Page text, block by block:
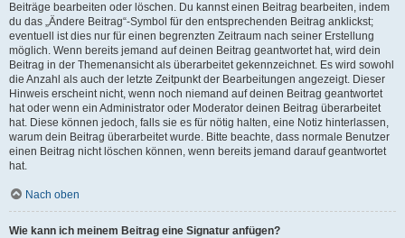
Beiträge bearbeiten oder löschen. Du kannst einen Beitrag bearbeiten, indem
du das „Ändere Beitrag“-Symbol für den entsprechenden Beitrag anklickst;
eventuell ist dies nur für einen begrenzten Zeitraum nach seiner Erstellung
möglich. Wenn bereits jemand auf deinen Beitrag geantwortet hat, wird dein
Beitrag in der Themenansicht als überarbeitet gekennzeichnet. Es wird sowohl
die Anzahl als auch der letzte Zeitpunkt der Bearbeitungen angezeigt. Dieser
Hinweis erscheint nicht, wenn noch niemand auf deinen Beitrag geantwortet
hat oder wenn ein Administrator oder Moderator deinen Beitrag überarbeitet
hat. Diese können jedoch, falls sie es für nötig halten, eine Notiz hinterlassen,
warum dein Beitrag überarbeitet wurde. Bitte beachte, dass normale Benutzer
einen Beitrag nicht löschen können, wenn bereits jemand darauf geantwortet
hat.
Nach oben
Wie kann ich meinem Beitrag eine Signatur anfügen?